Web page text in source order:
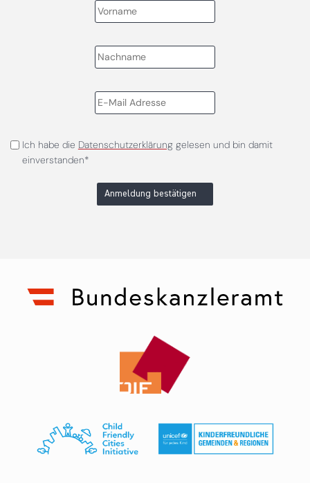
Ich habe die Datenschutzerklärunggelesen und bin damit
einverstanden*
Anmeldung bestätigen